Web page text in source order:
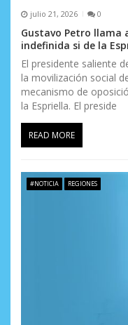
julio 21, 2026 0
Gustavo Petro llama
indefinida si de la
El presidente saliente
la movilización social
mecanismo de
la Espriella. El preside
READ MORE
#NOTICIA REGIONES